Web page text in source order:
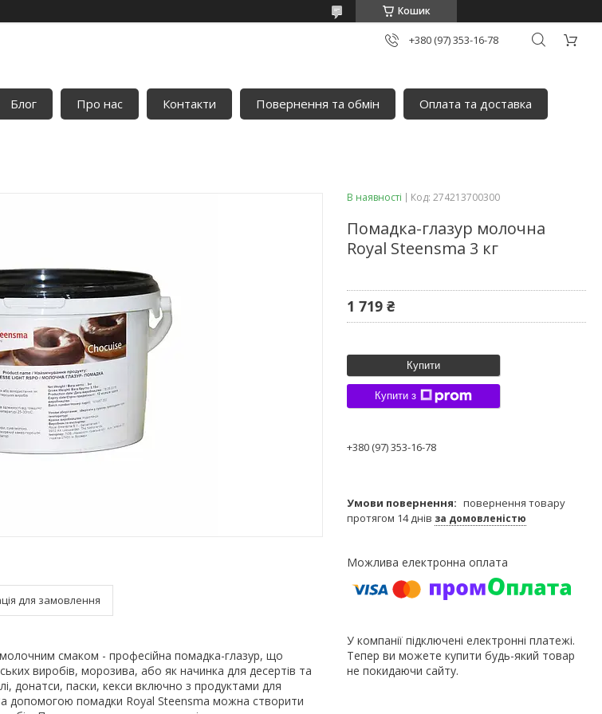
Кошик
+380 (97) 353-16-78
Блог Про нас Контакти Повернення та обмін Оплата та доставка
для замовлення
смаком - професійна помадка-глазур, що
виробів, морозива, або як начинка для десертів та
донатси, паски, кекси включно з продуктами для
допомогою помадки Royal Steensma можна створити
В наявності Код: 274213700300
Помадка-глазур молочна
Royal Steensma 3 кг
1 719 ₴
Купити
Купити з
+380 (97) 353-16-78
повернення товару
протягом 14 днів за домовленістю
У компанії підключені електронні платежі.
Тепер ви можете купити будь-який товар
не покидаючи сайту.